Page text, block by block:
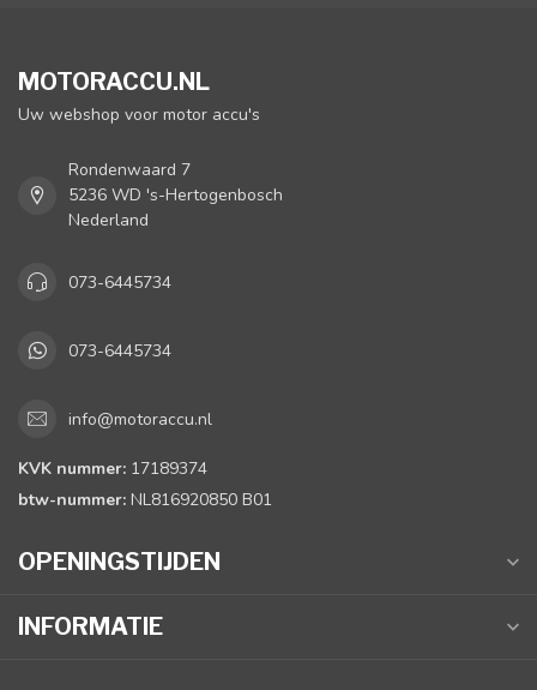
MOTORACCU.NL
Uw webshop voor motor accu's
Rondenwaard 7
5236 WD 's-Hertogenbosch
Nederland
073-6445734
073-6445734
info@motoraccu.nl
KVK nummer: 17189374
btw-nummer: NL816920850 B01
OPENINGSTIJDEN
INFORMATIE